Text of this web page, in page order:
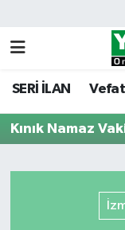
SERİ İLAN
Kınık Namaz
Süper Lig